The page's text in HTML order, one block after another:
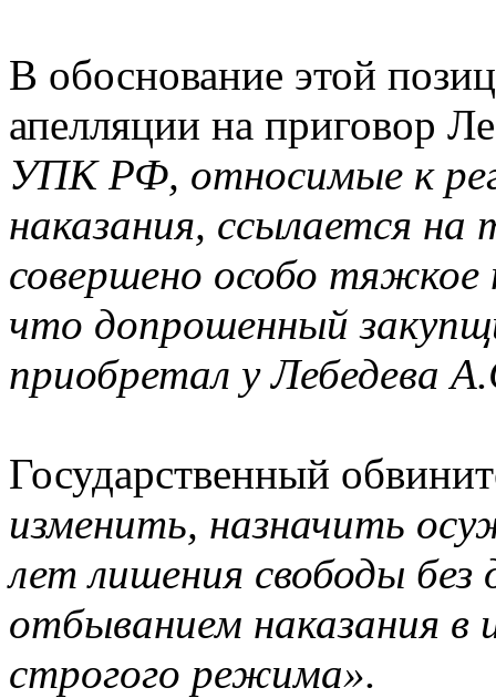
В обоснование этой
апелляции на приговор
УПК РФ, относимые к
наказания, ссылается
совершено особо
что допрошенный
приобретал у Лебедева
Государственный
изменить, назначить
лет лишения свободы без
отбыванием наказания в
строгого режима».